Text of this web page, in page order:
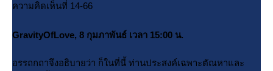
ความคิดเห็นที่ 14-66
GravityOfLove, 8 กุมภาพันธ์ เวลา 15:00 น.
อรรถกถาจึงอธิบายว่า ก็ในที่นี้ ท่านประสงค์เฉพาะตัณหาและ